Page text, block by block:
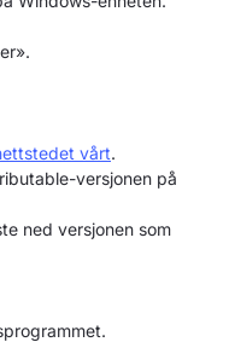
vårt.
versjonen på
ned versjonen som